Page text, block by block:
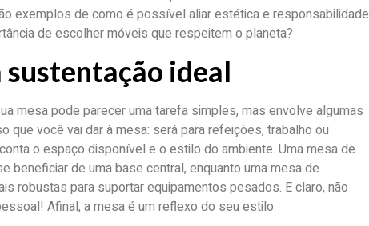
exemplos de como é possível aliar estética e responsabilidade
de escolher móveis que respeitem o planeta?
sustentação ideal
mesa pode parecer uma tarefa simples, mas envolve algumas
que você vai dar à mesa: será para refeições, trabalho ou
o espaço disponível e o estilo do ambiente. Uma mesa de
beneficiar de uma base central, enquanto uma mesa de
robustas para suportar equipamentos pesados. E claro, não
Afinal, a mesa é um reflexo do seu estilo.